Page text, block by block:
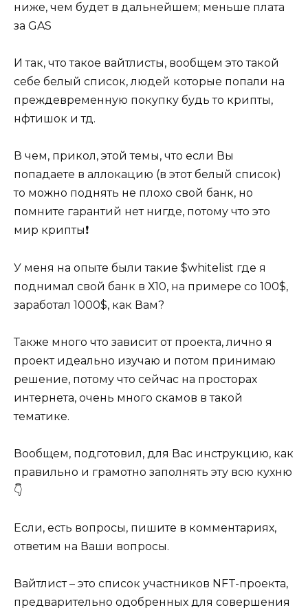
ниже, чем будет в дальнейшем; меньше плата
за GAS
И так, что такое вайтлисты, вообщем это такой
себе белый список, людей которые попали на
преждевременную покупку будь то крипты,
нфтишок и тд.
В чем, прикол, этой темы, что если Вы
попадаете в аллокацию (в этот белый список)
то можно поднять не плохо свой банк, но
помните гарантий нет нигде, потому что это
мир крипты❗
У меня на опыте были такие $whitelist где я
поднимал свой банк в Х10, на примере со 100$,
заработал 1000$, как Вам?
Также много что зависит от проекта, лично я
проект идеально изучаю и потом принимаю
решение, потому что сейчас на просторах
интернета, очень много скамов в такой
тематике.
Вообщем, подготовил, для Вас инструкцию, как
правильно и грамотно заполнять эту всю кухню
👇
Если, есть вопросы, пишите в комментариях,
ответим на Ваши вопросы.
Вайтлист – это список участников NFT-проекта,
предварительно одобренных для совершения